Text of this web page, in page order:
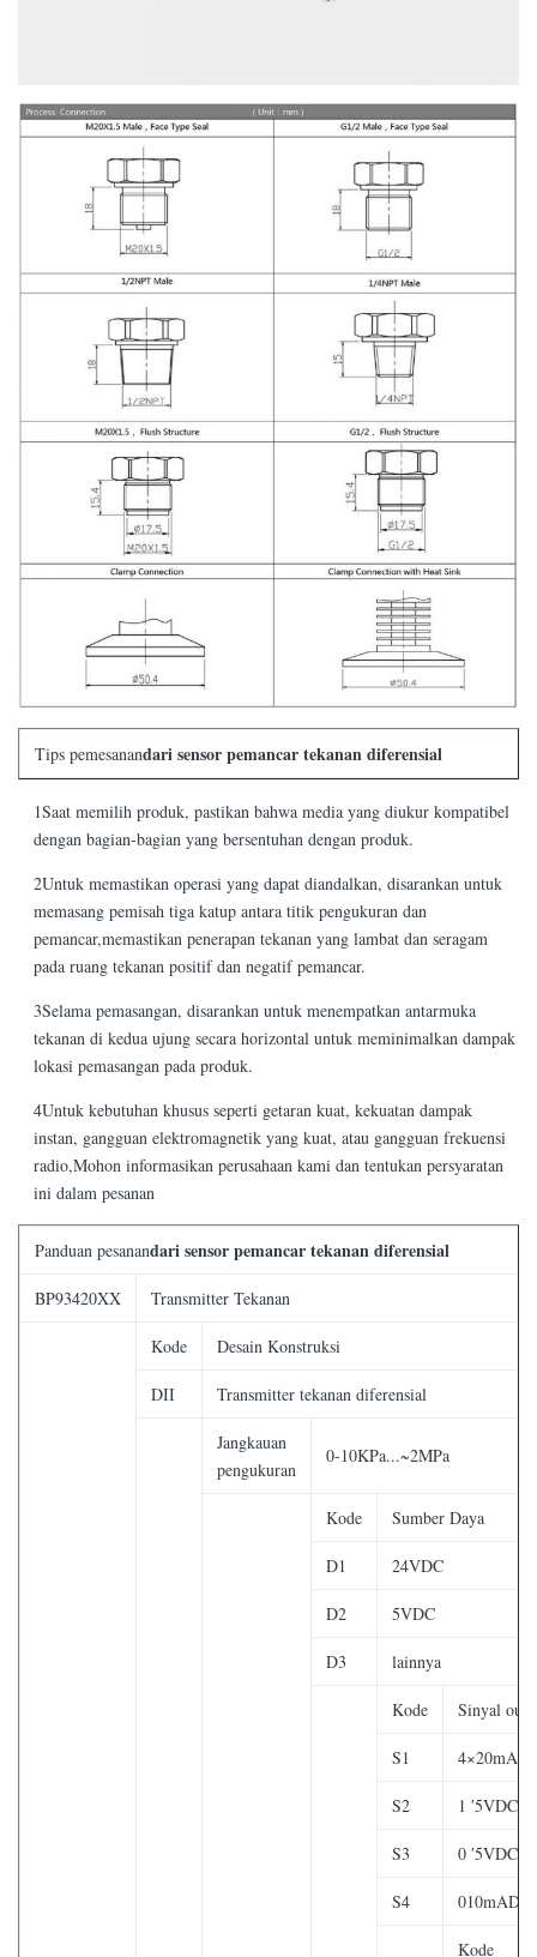
Tips pemesanandari sensor pemancar tekanan diferensial
1Saat memilih produk, pastikan bahwa media yang diukur kompatibel
dengan bagian-bagian yang bersentuhan dengan produk.
2Untuk memastikan operasi yang dapat diandalkan, disarankan untuk
memasang pemisah tiga katup antara titik pengukuran dan
pemancar,memastikan penerapan tekanan yang lambat dan seragam
pada ruang tekanan positif dan negatif pemancar.
3Selama pemasangan, disarankan untuk menempatkan antarmuka
tekanan di kedua ujung secara horizontal untuk meminimalkan dampak
lokasi pemasangan pada produk.
4Untuk kebutuhan khusus seperti getaran kuat, kekuatan dampak
instan, gangguan elektromagnetik yang kuat, atau gangguan frekuensi
radio,Mohon informasikan perusahaan kami dan tentukan persyaratan
ini dalam pesanan
Panduan pesanandari sensor pemancar tekanan diferensial
BP93420XX Transmitter Tekanan
Kode Desain Konstruksi
DII Transmitter tekanan diferensial
Jangkauan
pengukuran
0-10KPa...~2MPa
Kode Sumber Daya
D1 24VDC
D2 5VDC
D3 lainnya
Kode Sinyal
S1
S2 1 ′5VDC
S3 0 ′5VDC
S4 010mADC
Kode